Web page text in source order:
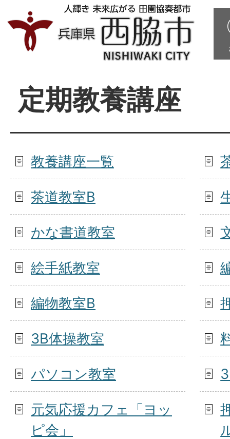
定期教養講座
教養講座一覧
茶道教室B
かな書道教室
絵手紙教室
編物教室B
3B体操教室
パソコン教室
元気応援カフェ「ヨッ
ピ会」